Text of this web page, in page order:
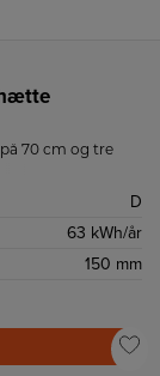
70 cm og tre
D
63 kWh/år
150 mm